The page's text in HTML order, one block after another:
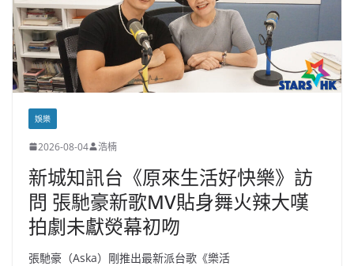
娛樂
2026-08-04 浩楠
新城知訊台《原來生活好快樂》訪
問 張馳豪新歌MV貼身舞火辣大嘆
拍劇未獻熒幕初吻
張馳豪（Aska）剛推出最新派台歌《樂活